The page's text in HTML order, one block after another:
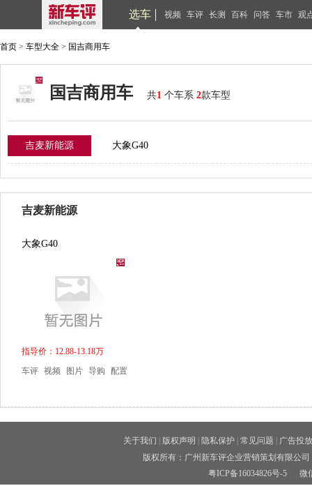
选车 视频 车评 长测 百科 问答 车市 观
首页 > 车型大全 > 国吉商用车
国吉商用车 共1 个车系 2款车型
吉麦新能源 大象G40
吉麦新能源
大象G40
指导价：12.88-13.18万
车评 视频 图片 导购 配置
关于我们 版权声明 隐私保护 常见问题
广告投放
版权所有：广州新车评企业营销策划有限公
粤ICP备16034826号-5微信